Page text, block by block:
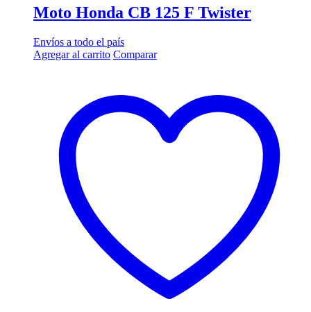
Moto Honda CB 125 F Twister
Envíos a todo el país
Agregar al carrito Comparar